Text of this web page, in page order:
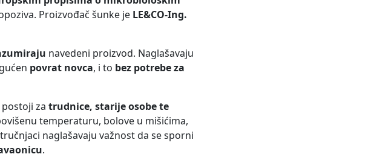
Proizvođač šunke je LE&CO-Ing.
navedeni proizvod. Naglašavaju
povrat novca, i to bez potrebe za
za trudnice, starije osobe te
temperaturu, bolove u mišićima,
naglašavaju važnost da se sporni
.